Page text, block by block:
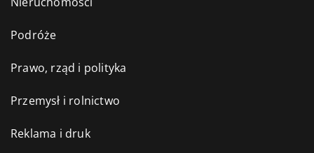
Podróże
Prawo, rząd i polityka
Przemysł i rolnictwo
Reklama i druk